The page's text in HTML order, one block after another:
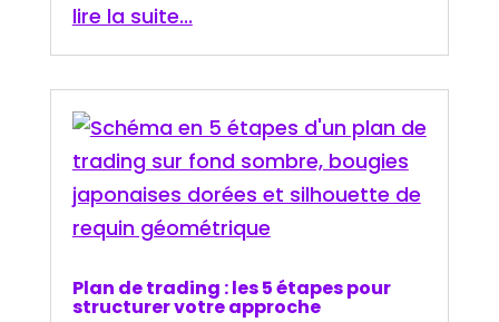
lire la suite...
Plan de trading : les 5 étapes pour
structurer votre approche